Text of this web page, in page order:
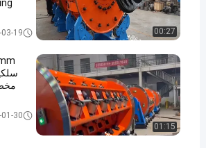
00:27
19
01:15
30